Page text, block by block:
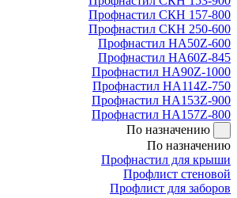
Профнастил СКН 157-800
Профнастил СКН 250-600
Профнастил НА50Z-600
Профнастил НА60Z-845
Профнастил НА90Z-1000
Профнастил НА114Z-750
Профнастил НА153Z-900
Профнастил НА157Z-800
По назначению
По назначению
Профнастил для крыши
Профлист стеновой
Профлист для заборов